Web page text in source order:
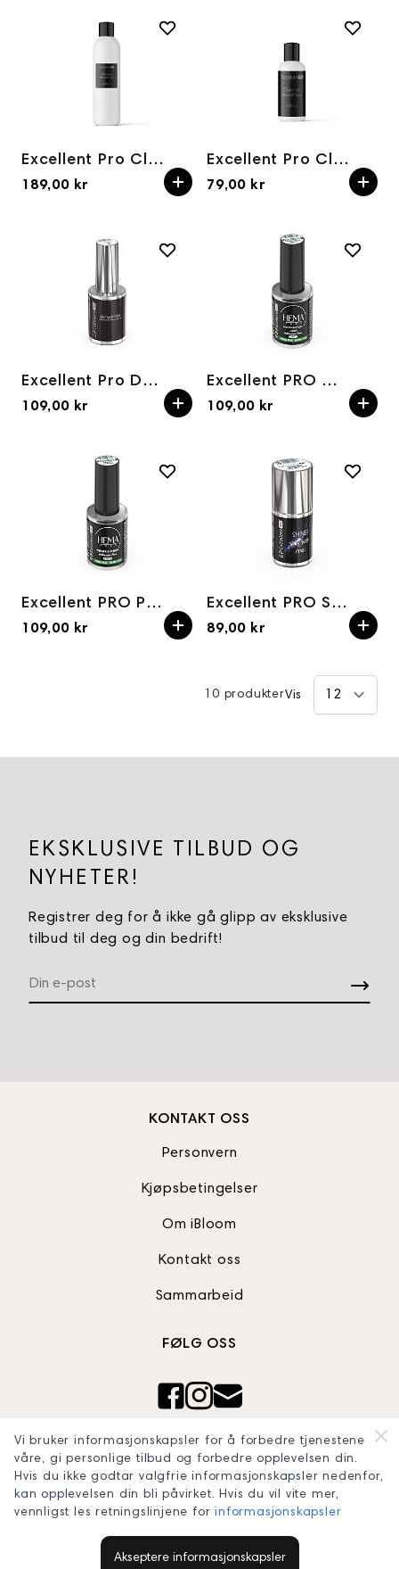
Vi bruker informasjonskapsler for å forbedre tjenestene
våre, gi personlige tilbud og forbedre opplevelsen din.
Hvis du ikke godtar valgfrie informasjonskapsler nedenfor,
kan opplevelsen din bli påvirket. Hvis du vil vite mer,
vennligst les retningslinjene forinformasjonskapsler
Akseptere informasjonskapsler
Excellent Pro Cleaner Shine&More 1000ml
189,00 kr
Excellent Pro Cleaner Shine&More 100ml
79,00 kr
Excellent Pro Dehydrator 11ml
109,00 kr
Excellent PRO Multifunction Liquid Adhesion Plus 11ml
109,00 kr
Excellent PRO Primer Bonder Adhesion Plus 11ml
109,00 kr
Excellent PRO SHINE! Stay With Me! 5ml
89,00 kr
10 produkterVis
KONTAKT OSS
Personvern
Kjøpsbetingelser
Om iBloom
Kontakt oss
Sammarbeid
FØLG OSS
Ibloom AS
Org nr: 820990242
blooomconcept@gmail.com
EKSKLUSIVE TILBUD OG
NYHETER!
Registrer deg for å ikke gå glipp av eksklusive
tilbud til deg og din bedrift!